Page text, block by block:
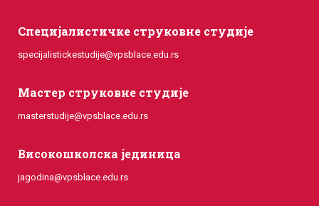
Специјалистичке струковне студије
specijalistickestudije@vpsblace.edu.rs
Мастер струковне студије
masterstudije@vpsblace.edu.rs
Високошколска јединица
jagodina@vpsblace.edu.rs